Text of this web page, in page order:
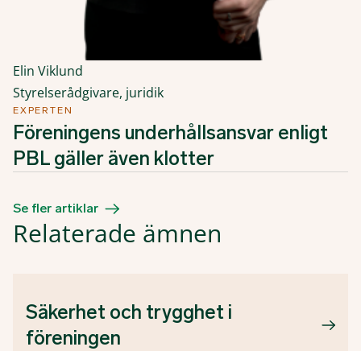
Elin Viklund
Styrelserådgivare, juridik
EXPERTEN
Föreningens underhållsansvar enligt
PBL gäller även klotter
Se fler artiklar
Relaterade ämnen
Säkerhet och trygghet i
föreningen